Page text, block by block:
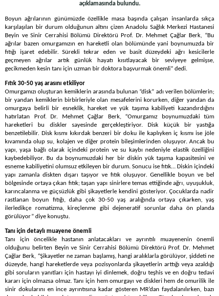
açıklamasında bulundu.
Boyun ağrılarının günümüzde özellikle masa başında çalışan insanlarda sıkça
karşılaşılan bir durum olduğunun altını çizen Anadolu Sağlık Merkezi Hastanesi
Beyin ve Sinir Cerrahisi Bölümü Direktörü Prof. Dr. Mehmet Çağlar Berk, “Bu
ağrılar bazen omurgamızın en hareketli olan bölümünde yani boynumuzda bir
fıtığı işaret edebilir. Sürekli tekrar eden ve basit düzeydeki ağrı kesicilerle
geçmeyen ağrılar artık günlük hayatı kısıtlayacak bir seviyeye gelmişse,
gecikmeden kesin tanı için uzman bir doktora başvurmak önemli” dedi.
Fıtık 30-50 yaş arasını etkiliyor
Omurgamızı oluşturan kemiklerin arasında bulunan “disk” adı verilen bölümlerin;
bir yandan kemiklerin birbirleriyle olan mesafelerini korurken, diğer yandan da
omurgaya belirli bir esneklik, hareket ve yük taşıma kabiliyeti kazandırdığını
hatırlatan Prof. Dr. Mehmet Çağlar Berk, “Omurgamız boynumuzdaki tüm
hareketleri bu diskler sayesinde gerçekleştiriyor. Disk küçük bir yastığa
benzetilebilir. Disk kısmı kıkırdak benzeri bir doku ile kaplıyken iç kısmı ise jöle
kıvamında olup su, kolajen ve diğer protein bileşimlerinden oluşuyor. Ancak bu
yapı, yaşa bağlı olarak içindeki protein ve su kaybı nedeniyle elastik özelliğini
kaybedebiliyor. Bu da boynumuzdaki her bir diskin yük taşıma kapasitesini ve
esneme kabiliyetini olumsuz etkileyen bir durum. Sonucu ise fıtık… Diskin içindeki
yapı zamanla diskten dışarı taşıyor ve fıtık oluşuyor. Genellikle boyun ve bel
bölgesinde ortaya çıkan fıtık; taşan yapı sinirlere temas ettiğinde ağrı, uyuşukluk,
karıncalanma ve güçsüzlük gibi şikayetlerle kendini gösteriyor. Çocuklarda nadir
rastlanan boyun fıtığı, daha çok 30-50 yaş aralığında ortaya çıkarken, yaş
ilerledikçe romatizma, kireçlenme gibi dejeneratif sorunlar daha ön planda
görülüyor” diye konuştu.
Tanı için detaylı muayene önemli
Tanı için öncelikle hastanın anlatacakları ve ayrıntılı muayenenin önemli
olduğunu belirten Beyin ve Sinir Cerrahisi Bölümü Direktörü Prof. Dr. Mehmet
Çağlar Berk, “Şikayetler ne zaman başlamış, hangi aralıklarla görülüyor, şiddeti ne
düzeyde, hangi hareketlerde veya pozisyonlarda şikayetlerin arttığı veya azaldığı
gibi soruların yanıtları için hastayı iyi dinlemek, doğru teşhis ve en doğru tedavi
kararı için olmazsa olmaz. Tanı için hem omurgayı ve diskleri hem de omurilik ile
sinir dokularını en ince ayrıntısına kadar gösteren MR’dan faydalanılırken, bazı